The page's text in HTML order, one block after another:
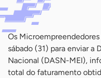
Os
sábado (31) para enviar a
Nacional (DASN-MEI),
total do faturamento